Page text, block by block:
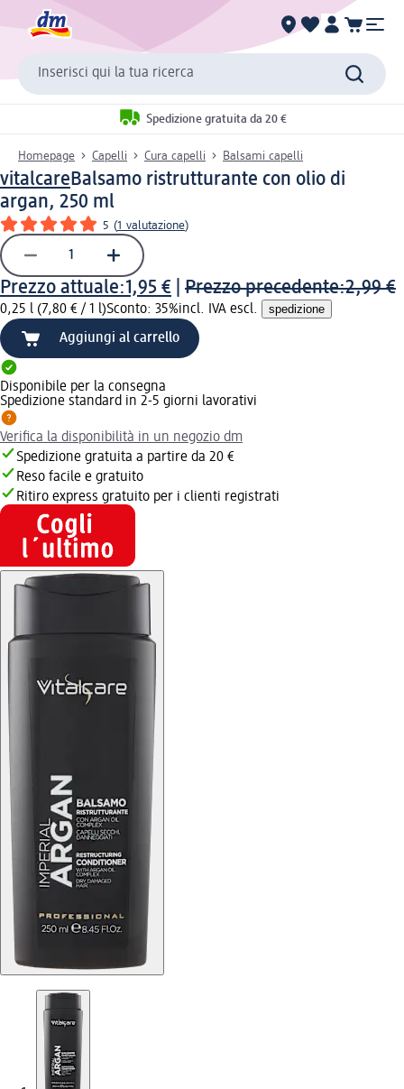
Inserisci qui la tua ricerca
Spedizione gratuita da 20 €
Homepage Capelli Cura capelli Balsami capelli
vitalcareBalsamo ristrutturante con olio di
argan, 250 ml
5 (1 valutazione)
Prezzo attuale:1,95 € Prezzo precedente:2,99 €
0,25 l (7,80 € / 1 l)Sconto: 35%incl. IVA escl. spedizione
Aggiungi al carrello
Disponibile per la consegna
Spedizione standard in 2-5 giorni lavorativi
Verifica la disponibilità in un negozio dm
Spedizione gratuita a partire da 20 €
Reso facile e gratuito
Ritiro express gratuito per i clienti registrati